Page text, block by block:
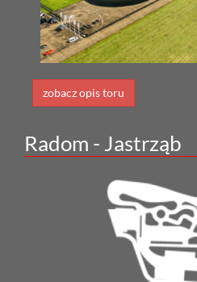
zobacz opis toru
Radom - Jastrząb